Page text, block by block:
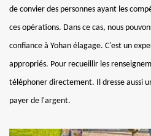
de convier des personnes ayant les
ces opérations. Dans ce cas, nous
confiance à Yohan élagage. C'est un
appropriés. Pour recueillir les
téléphoner directement. Il dresse aussi
payer de l'argent.